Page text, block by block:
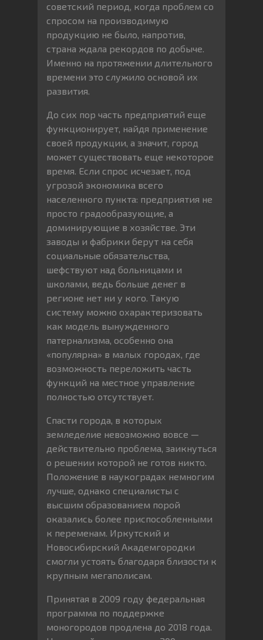
советский период, когда проблем со
спросом на производимую
продукцию не было, напротив,
страна ждала рекордов по добыче.
Именно на протяжении длительного
времени это служило основой их
развития.
До сих пор часть предприятий еще
функционирует, найдя применение
своей продукции, а значит, город
может существовать еще некоторое
время. Если спрос исчезает, под
угрозой экономика всего
населенного пункта: предприятия не
просто градообразующие, а
доминирующие в хозяйстве. Эти
заводы и фабрики берут на себя
социальные обязательства,
шефствуют над больницами и
школами, ведь больше денег в
регионе нет ни у кого. Такую
систему можно охарактеризовать
как модель вынужденного
патернализма, особенно она
«популярна» в малых городах, где
возможность переложить часть
функций на местное управление
полностью отсутствует.
Спасти города, в которых
земледелие невозможно вовсе —
действительно проблема, заикнуться
о решении которой не готов никто.
Положение в наукоградах немногим
лучше, однако специалисты с
высшим образованием порой
оказались более приспособленными
к переменам. Иркутский и
Новосибирский Академгородки
смогли устоять благодаря близости к
крупным мегаполисам.
Принятая в 2009 году федеральная
программа по поддержке
моногородов продлена до 2018 года.